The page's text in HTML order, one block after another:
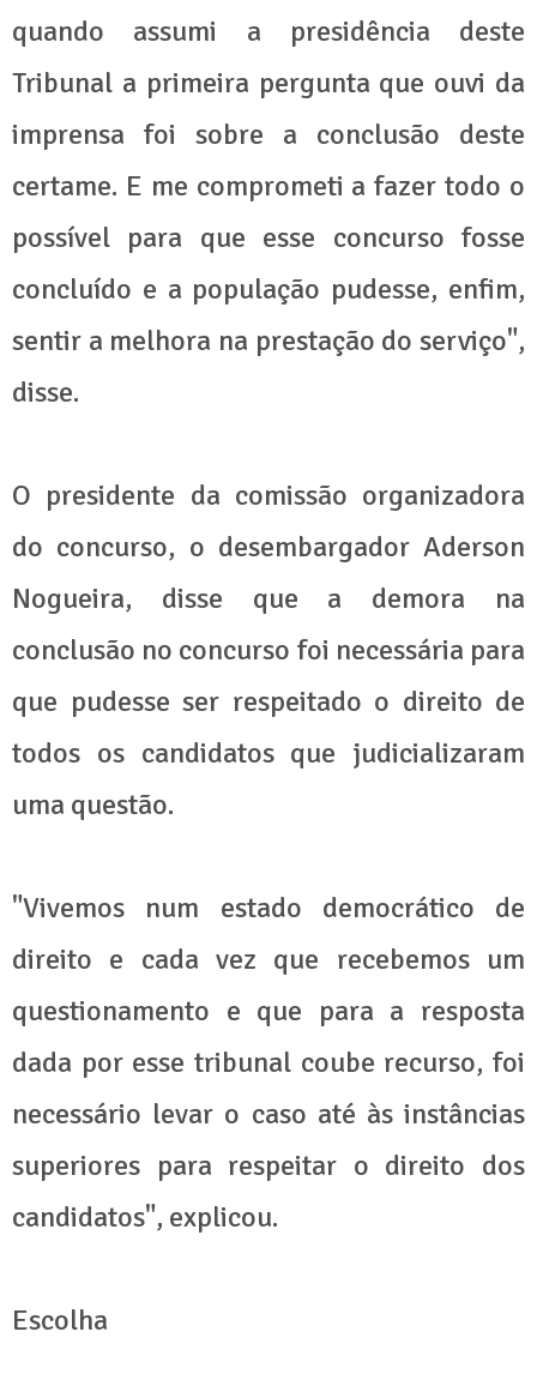
quando assumi a presidência deste
Tribunal a primeira pergunta que ouvi da
imprensa foi sobre a conclusão deste
certame. E me comprometi a fazer todo o
possível para que esse concurso fosse
concluído e a população pudesse, enfim,
sentir a melhora na prestação do serviço",
disse.
O presidente da comissão organizadora
do concurso, o desembargador Aderson
Nogueira, disse que a demora na
conclusão no concurso foi necessária para
que pudesse ser respeitado o direito de
todos os candidatos que judicializaram
uma questão.
"Vivemos num estado democrático de
direito e cada vez que recebemos um
questionamento e que para a resposta
dada por esse tribunal coube recurso, foi
necessário levar o caso até às instâncias
superiores para respeitar o direito dos
candidatos", explicou.
Escolha